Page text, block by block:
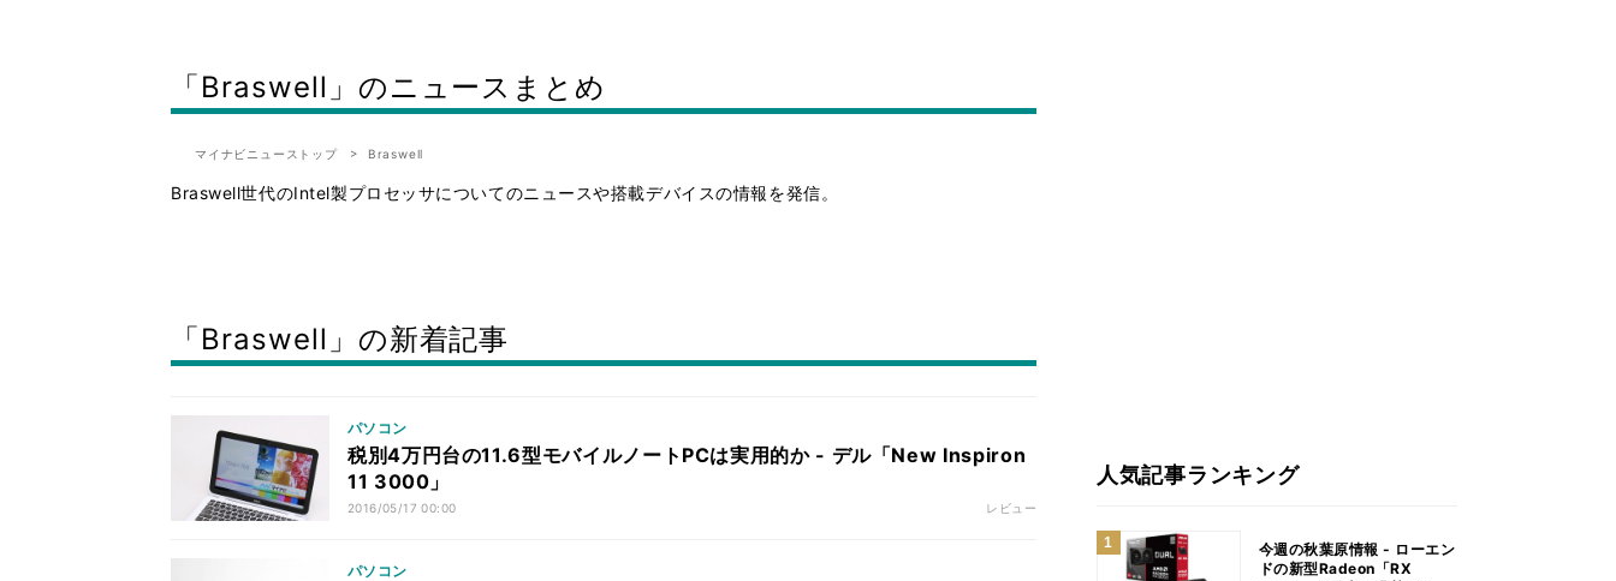
「Braswell」のニュースまとめ
マイナビニューストップ Braswell
Braswell世代のIntel製プロセッサについてのニュースや搭載デバイスの情報を発信。
「Braswell」の新着記事
パソコン
税別4万円台の11.6型モバイルノートPCは実用的か - デル「New Inspiron
11 3000」
2016/05/17 00:00 レビュー
パソコン
人気記事ランキング
今週の秋葉原情報 - ローエン
ドの新型Radeon「RX